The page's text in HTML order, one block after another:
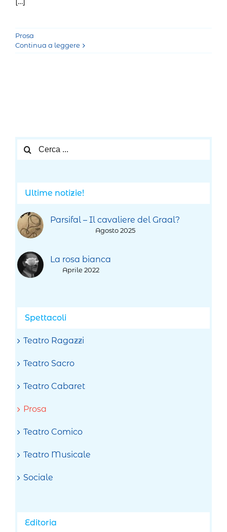
Prosa
Continua a leggere
Cerca
per:
Ultime notizie!
Parsifal – Il cavaliere del Graal?
Agosto 2025
La rosa bianca
Aprile 2022
Spettacoli
Teatro Ragazzi
Teatro Sacro
Teatro Cabaret
Prosa
Teatro Comico
Teatro Musicale
Sociale
Editoria